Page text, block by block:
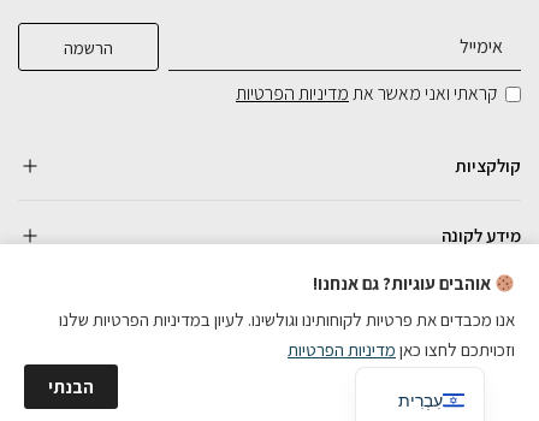
קראתי ואני מאשר אתמדיניות הפרטיות
קולקציות
מידע לקונה
כל הזכויות שמורות
אוהבים עוגיות? גם אנחנו!
אנו מכבדים את פרטיות לקוחותינו וגולשינו. לעיון במדיניות הפרטיות שלנו
וזכויתכם לחצו כאן מדיניות הפרטיות
הבנתי
עִבְרִית
English